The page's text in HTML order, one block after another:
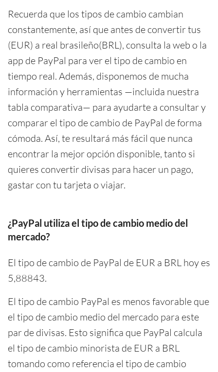
Recuerda que los tipos de cambio cambian
constantemente, así que antes de convertir tus
(EUR) a real brasileño(BRL), consulta la web o la
app de PayPal para ver el tipo de cambio en
tiempo real. Además, disponemos de mucha
información y herramientas —incluida nuestra
tabla comparativa— para ayudarte a consultar y
comparar el tipo de cambio de PayPal de forma
cómoda. Así, te resultará más fácil que nunca
encontrar la mejor opción disponible, tanto si
quieres convertir divisas para hacer un pago,
gastar con tu tarjeta o viajar.
¿PayPal utiliza el tipo de cambio medio del
mercado?
El tipo de cambio de PayPal de EUR a BRL hoy es
5,88843.
El tipo de cambio PayPal es menos favorable que
el tipo de cambio medio del mercado para este
par de divisas. Esto significa que PayPal calcula
el tipo de cambio minorista de EUR a BRL
tomando como referencia el tipo de cambio